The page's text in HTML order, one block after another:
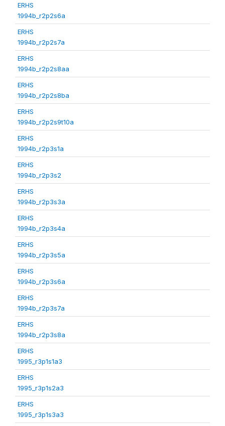
ERHS
1994b_r2p2s6a
ERHS
1994b_r2p2s7a
ERHS
1994b_r2p2s8aa
ERHS
1994b_r2p2s8ba
ERHS
1994b_r2p2s9t10a
ERHS
1994b_r2p3s1a
ERHS
1994b_r2p3s2
ERHS
1994b_r2p3s3a
ERHS
1994b_r2p3s4a
ERHS
1994b_r2p3s5a
ERHS
1994b_r2p3s6a
ERHS
1994b_r2p3s7a
ERHS
1994b_r2p3s8a
ERHS
1995_r3p1s1a3
ERHS
1995_r3p1s2a3
ERHS
1995_r3p1s3a3